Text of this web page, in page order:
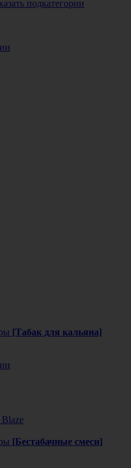
подкатегории
[Табак для кальяна]
[Бестабачные смеси]